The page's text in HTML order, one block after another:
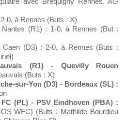
0, à Rennes (Buts : X)
(R1) : 1-0, à Rennes (But :
Caen (D3) : 2-0, à Rennes (Buts :
(R1) - Quevilly Rouen
(Buts : X)
sur-Yon (D3) - Bordeaux (SL) :
FC (PL) - PSV Eindhoven (PBA) :
WFC) (Buts : Mathilde Bourdieu